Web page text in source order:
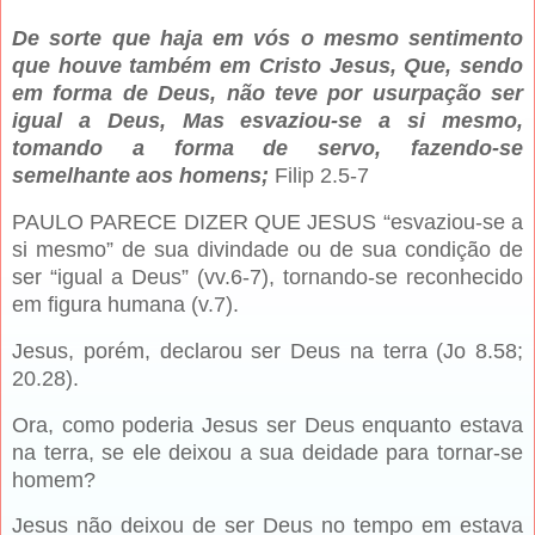
De sorte que haja em vós o mesmo sentimento
que houve também em Cristo Jesus, Que, sendo
em forma de Deus, não teve por usurpação ser
igual a Deus, Mas esvaziou-se a si mesmo,
tomando a forma de servo, fazendo-se
semelhante aos homens; Filip 2.5-7
PAULO PARECE DIZER QUE JESUS “esvaziou-se a
si mesmo” de sua divindade ou de sua condição de
ser “igual a Deus” (vv.6-7), tornando-se reconhecido
em figura humana (v.7).
Jesus, porém, declarou ser Deus na terra (Jo 8.58;
20.28).
Ora, como poderia Jesus ser Deus enquanto estava
na terra, se ele deixou a sua deidade para tornar-se
homem?
Jesus não deixou de ser Deus no tempo em estava